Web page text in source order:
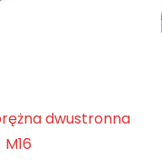
dwustronna
M16